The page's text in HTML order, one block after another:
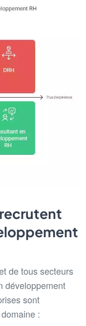
de tous secteurs
développement
sont
: